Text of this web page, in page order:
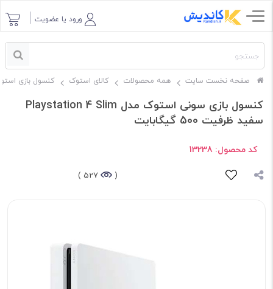
ورود یا عضویت
صفحه نخست سایت همه محصولات کالای استوک کنسول بازی
کنسول بازی سونی استوک مدل Playstation 4 Slim
سفید ظرفیت 500 گیگابایت
کد محصول: 13238
(
527 )